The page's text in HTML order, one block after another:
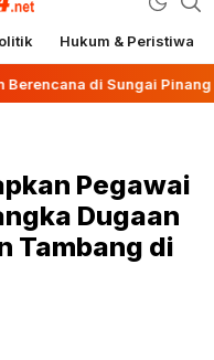
Hukum & Peristiwa
di Sungai Pinang
Pegawai
Dugaan
Tambang di